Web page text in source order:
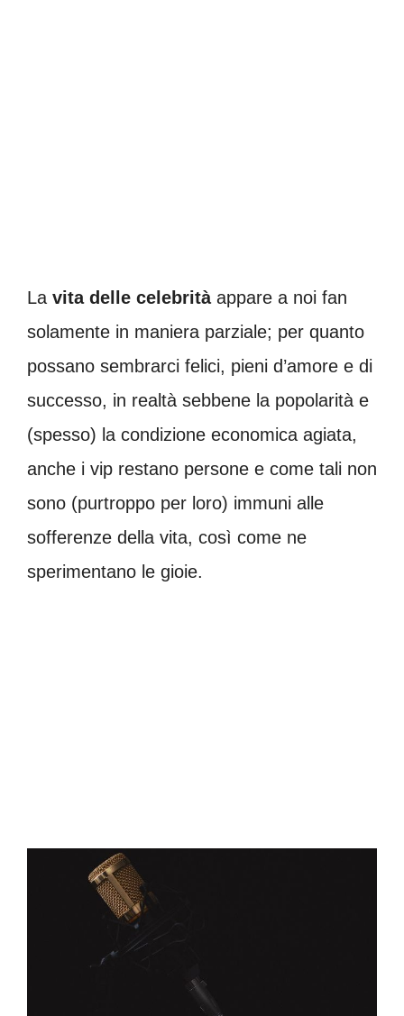
La vita delle celebritàappare a noi fan
solamente in maniera parziale; per quanto
possano sembrarci felici, pieni d’amore e di
successo, in realtà sebbene la popolarità e
(spesso) la condizione economica agiata,
anche i vip restano persone e come tali non
sono (purtroppo per loro) immuni alle
sofferenze della vita, così come ne
sperimentano le gioie.